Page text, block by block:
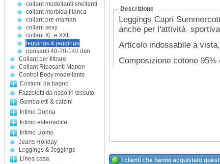
collant modellanti snellenti
collant morbida filanca
collant pre-maman
collant sexy
collant XL e XXL
leggings & jeggings
riposanti 40-70-140 den
Collant per filtrare
Collant Riposanti Manon
Control Body modellante
Costumi da bagno
Fazzoletti da naso in tessuto
Gambaletti & calzini
Intimo Donna
Intimo esternabile
Intimo Uomo
Jeans Holiday
Leggings & Jeggings
Linea casa
Descrizione
Leggings Capri
anche per l'attività
Articolo indossabile a
Composizione cotone 95%
I clienti che hanno acquistato